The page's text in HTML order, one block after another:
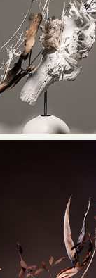
2025
花藝設計 作品攝影
花藝設計 作品攝影